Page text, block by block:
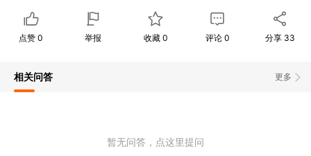
点赞0 举报 收藏 0 评论0 分享 33
更多
相关问答
暂无问答，点这里提问